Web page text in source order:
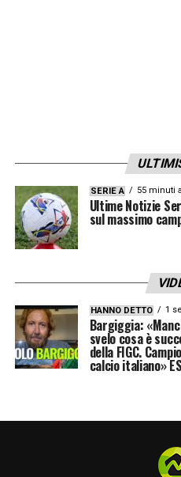
conquistare,
possibile e poi si
salvezza si raggiunge
richiamo l’attenzione
deve rimanere in
dopo la partenza di
LA CONFERENZA
SERIE A 55 minuti
Ultime Notizie
sul massimo
HANNO DETTO 1
Bargiggia:
svelo cosa è
della FIGC.
calcio italiano»